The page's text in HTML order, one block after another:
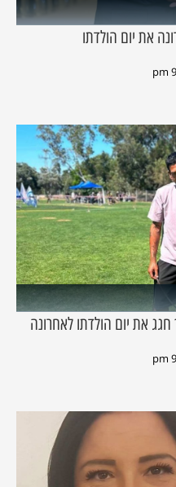
את יום הולדתו
את יום הולדתו לאחרונה